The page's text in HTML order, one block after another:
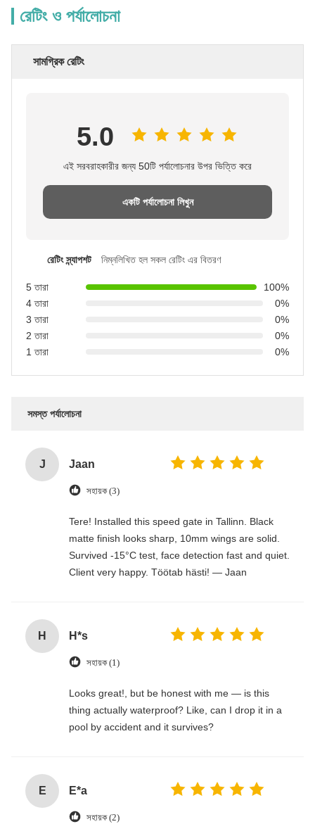
রেটিং ও পর্যালোচনা
সামগ্রিক রেটিং
5.0
এই সরবরাহকারীর জন্য 50টি পর্যালোচনার উপর ভিত্তি করে
একটি পর্যালোচনা লিখুন
রেটিং স্ন্যাপশট নিম্নলিখিত হল সকল রেটিং এর বিতরণ
5 তারা
100%
4 তারা
0%
3 তারা
0%
2 তারা
0%
1 তারা
0%
সমস্ত পর্যালোচনা
J Jaan
সহায়ক (3)
Tere! Installed this speed gate in Tallinn. Black
matte finish looks sharp, 10mm wings are solid.
Survived -15°C test, face detection fast and quiet.
Client very happy. Töötab hästi! — Jaan
H H*s
সহায়ক (1)
Looks great!, but be honest with me — is this
thing actually waterproof? Like, can I drop it in a
pool by accident and it survives?
E E*a
সহায়ক (2)